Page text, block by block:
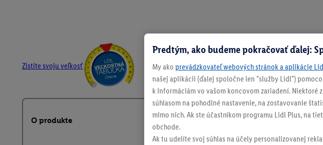
Zistite svoju veľkosť
O produkte
Predtým, ako budeme pokračovať ďalej:
My ako prevádzkovateľ webových stránok a aplikácie
našej aplikácii (ďalej spoločne len "služby Lidl")
k informáciám vo vašom koncovom zariadení. Niektoré
súhlasom na pohodlné nastavenie, na zostavovanie
mimo nich. Ak ste účastníkom programu Lidl Plus, na
obchode.
Ak tu udelíte svoj súhlas na účely personalizovanej